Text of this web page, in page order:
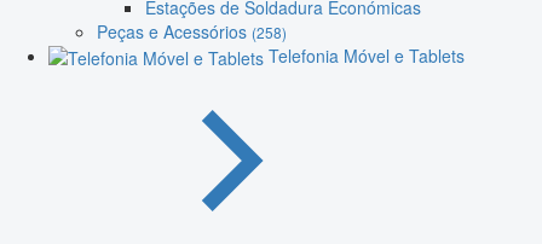
Estações de Soldadura Económicas
Peças e Acessórios (258)
Telefonia Móvel e Tablets